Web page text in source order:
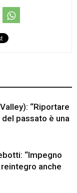
“Riportare
passato è una
“Impegno
anche